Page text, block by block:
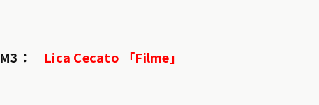
M3： Lica Cecato 「Filme」